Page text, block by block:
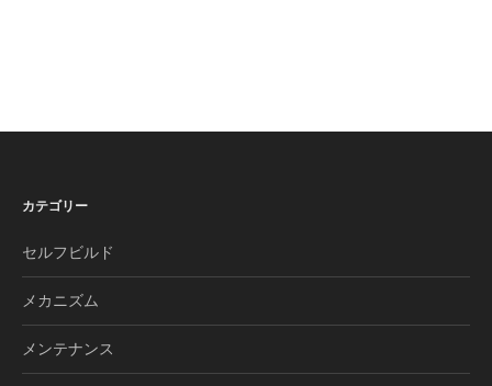
カテゴリー
セルフビルド
メカニズム
メンテナンス